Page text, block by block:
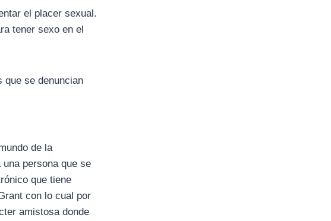
el placer sexual.
tener sexo en el
que se denuncian
de la
persona que se
que tiene
con lo cual por
amistosa donde